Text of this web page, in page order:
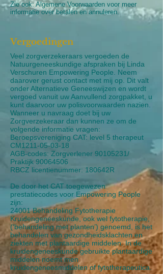
Zie ook:Algemene Voorwaarden voor meer
informatie over betalen en annuleren.
Vergoedingen
Veel zorgverzekeraars vergoeden de
Natuurgeneeskundige afspraken bij Linda
Verschuren Empowering People. Neem
daarover gerust contact met mij op. Dit valt
onder Alternatieve Geneeswijzen en wordt
vergoed vanuit uw Aanvullend zorgpakket, u
kunt daarvoor uw polisvoorwaarden nazien.
Wanneer u navraag doet bij uw
Zorgverzekeraar dan kunnen ze om de
volgende informatie vragen:
Beroepsvereniging CAT: level 5 therapeut
CM1211-05-03-18
AGB-codes: Zorgverlener 90105231/
Praktijk 90064506
RBCZ licentienummer: 180642R
De door het CAT toegewezen
prestatiecodes voor Empowering People
zijn:
24001 Behandeling Fytotherapie
Kruidengeneeskunde, ook wel fytotherapie,
(‘behandeling met planten’) genoemd, is het
behandelen van gezondheidsklachten en
ziekten met plantaardige middelen. In de
kruidengeneeskunde gebruikte plantaardige
middelen noemt men
kruidengeneesmiddelen of fytotherapeutica.